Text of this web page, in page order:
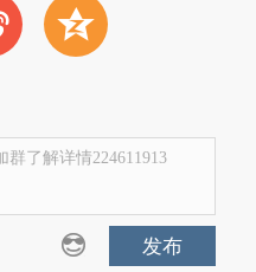
z
了解详情224611913
发布